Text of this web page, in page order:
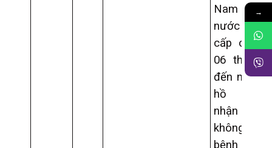
Nam
nước
cấp chưa
06 tháng,
đến ngày
hồ sơ,
nhận
không
bệnh tâm
→